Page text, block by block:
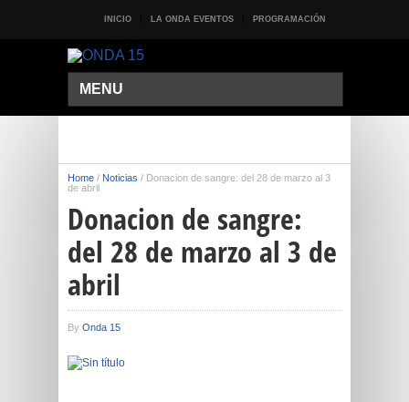
INICIO LA ONDA EVENTOS PROGRAMACIÓN
MENU
Home / Noticias / Donacion de sangre: del 28 de marzo al 3
de abril
Donacion de sangre:
del 28 de marzo al 3 de
abril
By Onda 15